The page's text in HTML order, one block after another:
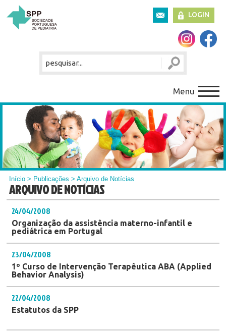
LOGIN
Menu
Início > Publicações > Arquivo de Notícias
ARQUIVO DE NOTÍCIAS
24/04/2008
Organização da assistência materno-infantil e
pediátrica em Portugal
23/04/2008
1º Curso de Intervenção Terapêutica ABA (Applied
Behavior Analysis)
22/04/2008
Estatutos da SPP